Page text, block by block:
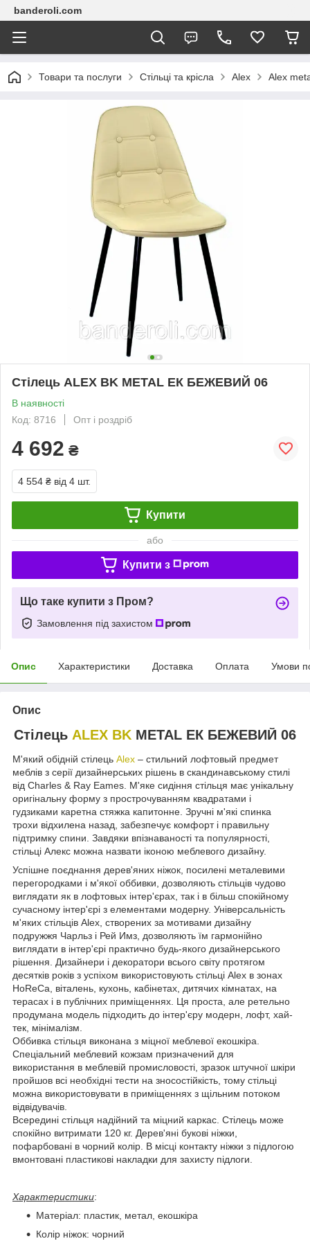
banderoli.com
Товари та послуги Стільці та крісла Alex Alex
Стілець ALEX BK METAL ЕК БЕЖЕВИЙ 06
В наявності
Код: 8716
Опт і роздріб
4 692 ₴
4 554 ₴ від 4 шт.
Купити
або
Купити з
Що таке купити з Пром?
Замовлення під захистом
Опис Характеристики Доставка Оплата Умови
Опис
Стілець ALEX BK METAL ЕК БЕЖЕВИЙ 06
М'який обідній стілець Alex – стильний лофтовый предмет
меблів з серії дизайнерських рішень в скандинавському стилі
від Charles & Ray Eames. М'яке сидіння стільця має унікальну
оригінальну форму з прострочуванням квадратами і
гудзиками каретна стяжка капитонне. Зручні м'які спинка
трохи відхилена назад, забезпечує комфорт і правильну
підтримку спини. Завдяки впізнаваності та популярності,
стільці Алекс можна назвати іконою меблевого дизайну.
Успішне поєднання дерев'яних ніжок, посилені металевими
перегородками і м'якої оббивки, дозволяють стільців чудово
виглядати як в лофтовых інтер'єрах, так і в більш спокійному
сучасному інтер'єрі з елементами модерну. Універсальність
м'яких стільців Alex, створених за мотивами дизайну
подружжя Чарльз і Рей Имз, дозволяють їм гармонійно
виглядати в інтер'єрі практично будь-якого дизайнерського
рішення. Дизайнери і декоратори всього світу протягом
десятків років з успіхом використовують стільці Alex в зонах
HoReCa, віталень, кухонь, кабінетах, дитячих кімнатах, на
терасах і в публічних приміщеннях. Ця проста, але ретельно
продумана модель підходить до інтер'єру модерн, лофт, хай-
тек, мінімалізм.
Оббивка стільця виконана з міцної меблевої екошкіра.
Спеціальний меблевий кожзам призначений для
використання в меблевій промисловості, зразок штучної шкіри
пройшов всі необхідні тести на зносостійкість, тому стільці
можна використовувати в приміщеннях з щільним потоком
відвідувачів.
Всередині стільця надійний та міцний каркас. Стілець може
спокійно витримати 120 кг. Дерев'яні букові ніжки,
пофарбовані в чорний колір. В місці контакту ніжки з підлогою
вмонтовані пластикові накладки для захисту підлоги.
Характеристики:
Матеріал: пластик, метал, екошкіра
Колір ніжок: чорний